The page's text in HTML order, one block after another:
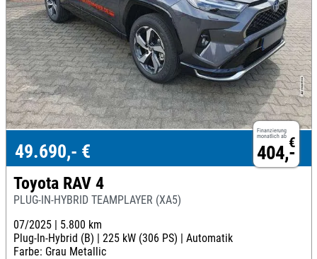
Finanzierung
monatlich ab €
404,-
49.690,- €
Toyota RAV 4
PLUG-IN-HYBRID TEAMPLAYER (XA5)
07/2025 | 5.800 km
Plug-In-Hybrid (B) | 225 kW (306 PS) | Automatik
Farbe: Grau Metallic